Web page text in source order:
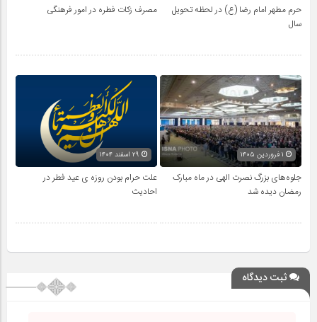
حرم مطهر امام رضا (ع) در لحظه تحویل
سال
مصرف زکات فطره در امور فرهنگی
جلوه‌های بزرگ نصرت الهی در ماه مبارک
رمضان دیده شد
علت حرام بودن روزه ی عید فطر در
احادیث
ثبت دیدگاه